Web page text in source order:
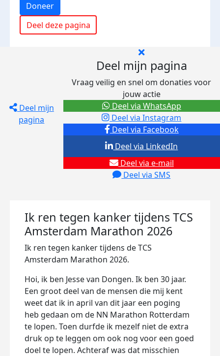
Doneer
Deel deze pagina
Deel mijn
pagina
Deel mijn pagina
Vraag veilig en snel om donaties voor
jouw actie
Deel via Facebook
Deel via Instagram
Deel via e-mail
Deel via SMS
Deel via LinkedIn
Deel via WhatsApp
Ik ren tegen kanker tijdens TCS
Amsterdam Marathon 2026
Ik ren tegen kanker tijdens de TCS
Amsterdam Marathon 2026.
Hoi, ik ben Jesse van Dongen. Ik ben 30 jaar.
Een groot deel van de mensen die mij kent
weet dat ik in april van dit jaar een poging
heb gedaan om de NN Marathon Rotterdam
te lopen. Toen durfde ik mezelf niet de extra
druk op te leggen om ook nog voor een goed
doel te lopen. Achteraf was dat misschien